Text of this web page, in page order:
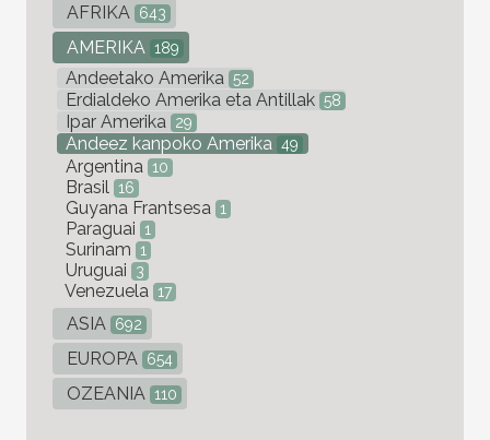
AFRIKA 643
AMERIKA 189
Andeetako Amerika 52
Erdialdeko Amerika eta Antillak 58
Ipar Amerika 29
Andeez kanpoko Amerika 49
Argentina 10
Brasil 16
Guyana Frantsesa 1
Paraguai 1
Surinam 1
Uruguai 3
Venezuela 17
ASIA 692
EUROPA 654
OZEANIA 110